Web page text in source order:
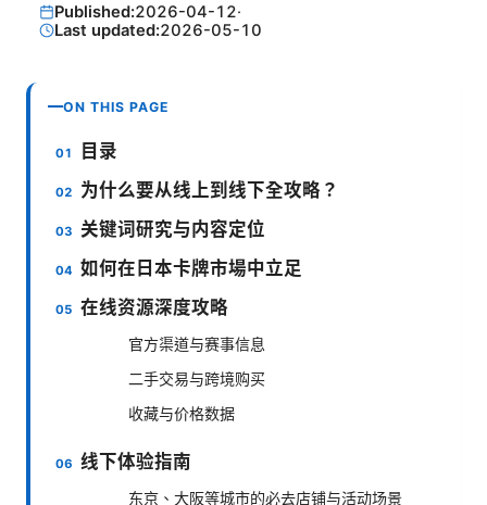
Published:2026-04-12·
Last updated:2026-05-10
ON THIS PAGE
目录
为什么要从线上到线下全攻略？
关键词研究与内容定位
如何在日本卡牌市場中立足
在线资源深度攻略
官方渠道与赛事信息
二手交易与跨境购买
收藏与价格数据
线下体验指南
东京、大阪等城市的必去店铺与活动场景